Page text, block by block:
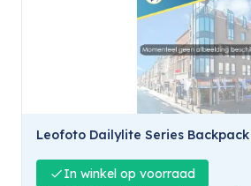
Leofoto Dailylite Series Backpack
In winkel op voorraad